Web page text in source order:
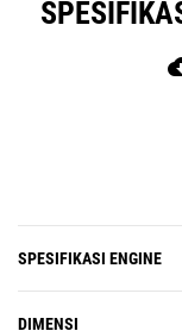
SPESIFIKASI ENGINE
DIMENSI